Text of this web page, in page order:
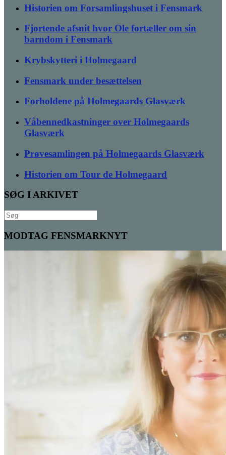
Historien om Forsamlingshuset i Fensmark
Fjortende afsnit hvor Ole fortæller om sin
barndom i Fensmark
Krybskytteri i Holmegaard
Fensmark under besættelsen
Forholdene på Holmegaards Glasværk
Våbennedkastninger over Holmegaards
Glasværk
Prøvesamlingen på Holmegaards Glasværk
Historien om Tour de Holmegaard
SØG I ARKIVET
Søg
efter:
MODTAG FENSMARKNYT